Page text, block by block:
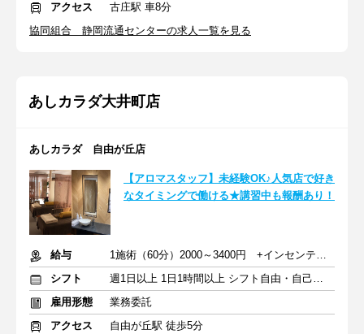
アクセス
古庄駅 車8分
協同組合 静岡流通センターの求人一覧を見る
あしカラダ大井町店
あしカラダ 自由が丘店
【アロマスタッフ】未経験OK♪人気店で好き
なタイミングで働ける★講習中も報酬あり！
給与
1施術（60分）2000～3400円 +インセンティブ
シフト
週1日以上 1日1時間以上 シフト自由・自己申告
雇用形態
業務委託
アクセス
自由が丘駅 徒歩5分